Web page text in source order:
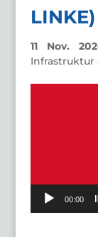
LINKE)
11 Nov.
Infrastruktur
00:00